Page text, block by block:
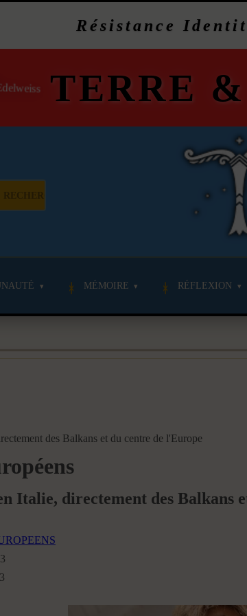
Résistance
TERRE &
MÉMOIRE RÉFLEXION
des Balkans et du centre de l'Europe
Italie, directement des Balkans